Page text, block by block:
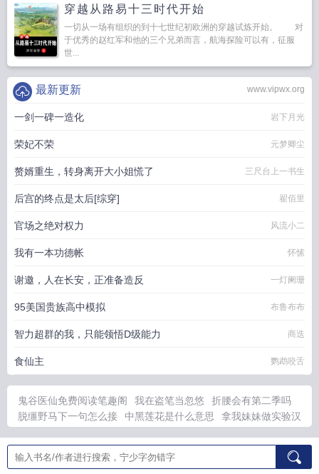
穿越从路易十三时代开始
一切从一场有组织的到十七世纪初欧洲的穿越试炼开始。 对
于优秀的赵红军和他的三个兄弟而言，航海探险可以有，征服
世...
www.vipwx.org
最新更新
一剑一碑一造化 岩下月光
荣妃不荣 元梦卿尘
赘婿重生，转身离开大小姐慌了 三尺台上一书生
后宫的终点是太后[综穿] 翟佰里
官场之绝对权力 风流小二
我有一本功德帐 怀愫
谢邀，人在长安，正准备造反 一灯阑珊
95美国贵族高中模拟 布鲁布布
智力超群的我，只能领悟D级能力 商迭
食仙主 鹦鹉咬舌
鬼谷医仙免费阅读笔趣阁 我在盗笔当忽悠
折腰会有第二季吗
脱缰野马下一句怎么接
中黑莲花是什么意思
拿我妹妹做实验汉
笔肝游戏
苏格拉底询问法 江湖八珍楼讲什么 万年老龟
灵魂寻
宝队家电更新
屠户家小胖妞 玲珑四犯简介
折腰第二次doi是第